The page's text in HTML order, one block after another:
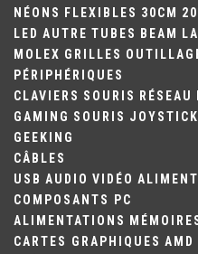
NÉONS
FLEXIBLES 30CM
LED AUTRE TUBES BEAM
MOLEX GRILLES
PÉRIPHÉRIQUES
CLAVIERS SOURIS RÉSEAU
GAMING SOURIS JOYSTICK
GEEKING
CÂBLES
USB AUDIO VIDÉO
COMPOSANTS PC
ALIMENTATIONS
CARTES GRAPHIQUES AMD